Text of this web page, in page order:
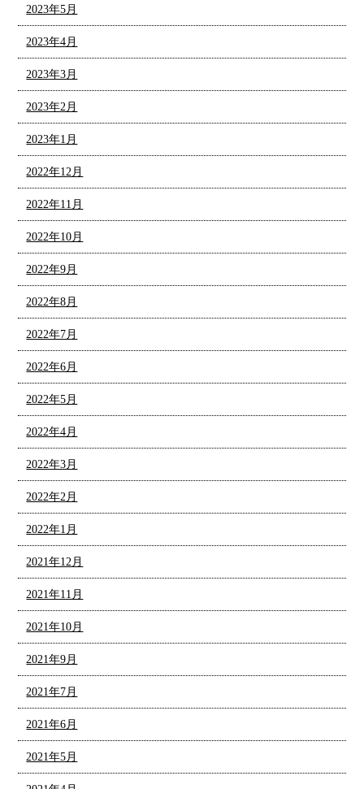
2023年5月
2023年4月
2023年3月
2023年2月
2023年1月
2022年12月
2022年11月
2022年10月
2022年9月
2022年8月
2022年7月
2022年6月
2022年5月
2022年4月
2022年3月
2022年2月
2022年1月
2021年12月
2021年11月
2021年10月
2021年9月
2021年7月
2021年6月
2021年5月